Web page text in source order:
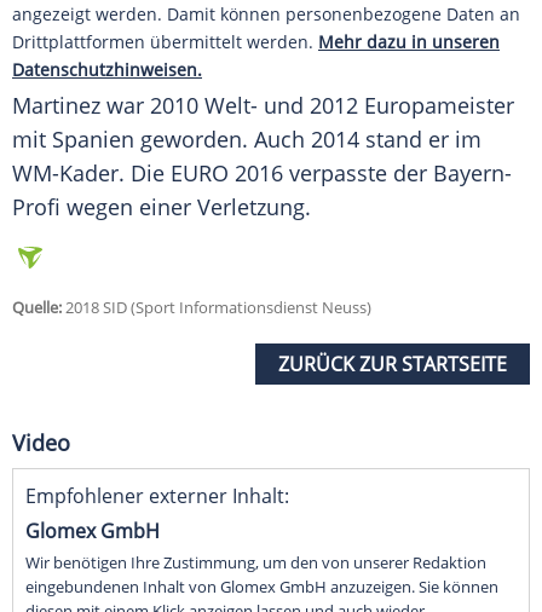
angezeigt werden. Damit können personenbezogene Daten an
Drittplattformen übermittelt werden. Mehr dazu in unseren
Datenschutzhinweisen.
Martinez war 2010 Welt- und 2012 Europameister
mit Spanien geworden. Auch 2014 stand er im
WM-Kader. Die EURO 2016 verpasste der Bayern-
Profi wegen einer Verletzung.
Quelle:2018 SID (Sport Informationsdienst Neuss)
ZURÜCK ZUR STARTSEITE
Video
Empfohlener externer Inhalt:
Glomex GmbH
Wir benötigen Ihre Zustimmung, um den von unserer Redaktion
eingebundenen Inhalt von Glomex GmbH anzuzeigen. Sie können